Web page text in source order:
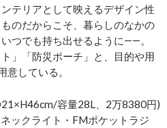
テリアとして映えるデザイン性
のだからこそ、暮らしのなかの
つでも持ち出せるように――。
」「防災ポーチ」と、目的や用
している。
容量28L、2万8380円)
ックライト・FMポケットラジ